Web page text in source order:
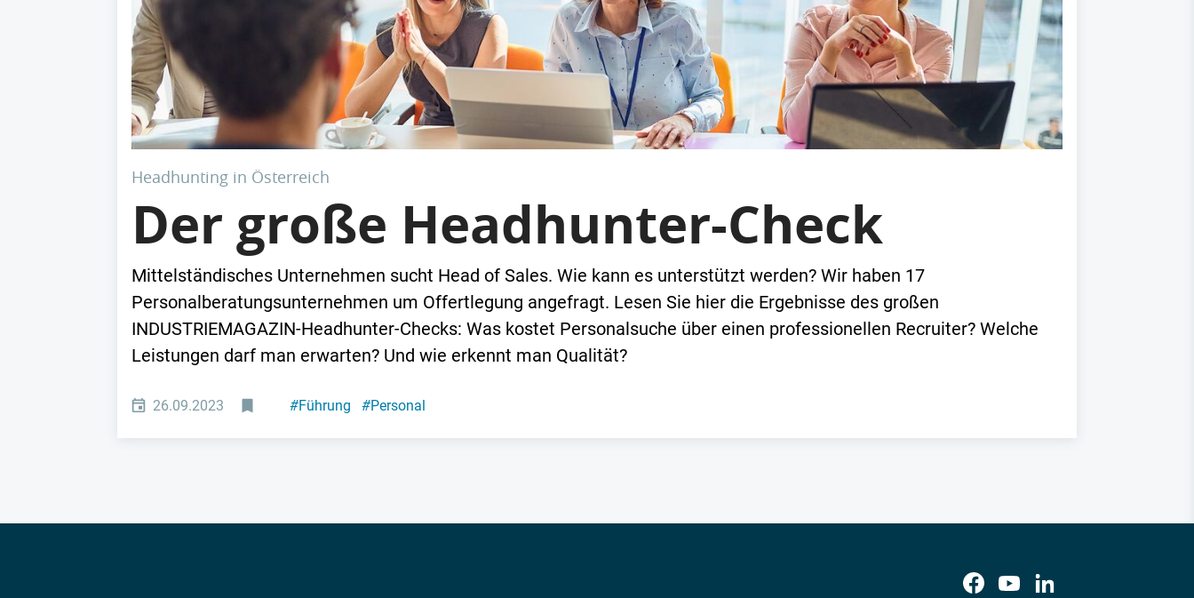
Headhunting in Österreich
Der große Headhunter-Check
Mittelständisches Unternehmen sucht Head of Sales. Wie kann es unterstützt werden? Wir haben 17
Personalberatungsunternehmen um Offertlegung angefragt. Lesen Sie hier die Ergebnisse des großen
INDUSTRIEMAGAZIN-Headhunter-Checks: Was kostet Personalsuche über einen professionellen Recruiter? Welche
Leistungen darf man erwarten? Und wie erkennt man Qualität?
26.09.2023 #Führung #Personal